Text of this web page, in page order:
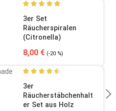
Durchschnittliche
3er Set
Räucherspiralen
(Citronella)
Verkaufspreis:
8,00 € Regulärer Preis:
(-20 %)
Durchschnittliche
3er
Räucherstäbchenhalt
er Set aus Holz